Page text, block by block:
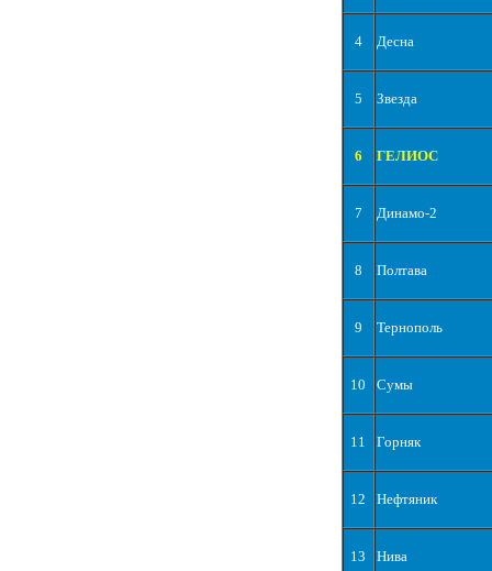
4 Десна
5 Звезда
6 ГЕЛИОС
7 Динамо-2
8 Полтава
9 Тернополь
10 Сумы
11 Горняк
12 Нефтяник
13 Нива